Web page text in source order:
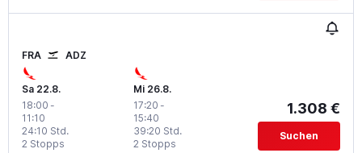
FRA ADZ
Sa 22.8.
18:00 -
11:10
2 Stopps
24:10 Std.
Mi 26.8.
17:20 -
15:40
2 Stopps
39:20 Std.
1.308 €
Suchen